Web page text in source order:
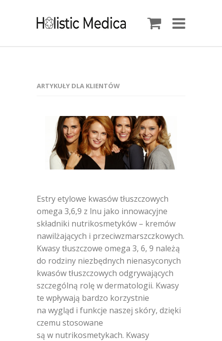
ARTYKUŁY DLA KLIENTÓW
Estry etylowe kwasów tłuszczowych
omega 3,6,9 z lnu jako innowacyjne
składniki nutrikosmetyków – kremów
nawilżających i przeciwzmarszczkowych.
Kwasy tłuszczowe omega 3, 6, 9 należą
do rodziny niezbędnych nienasyconych
kwasów tłuszczowych odgrywających
szczególną rolę w dermatologii. Kwasy
te wpływają bardzo korzystnie
na wygląd i funkcje naszej skóry, dzięki
czemu stosowane
są w nutrikosmetykach. Kwasy